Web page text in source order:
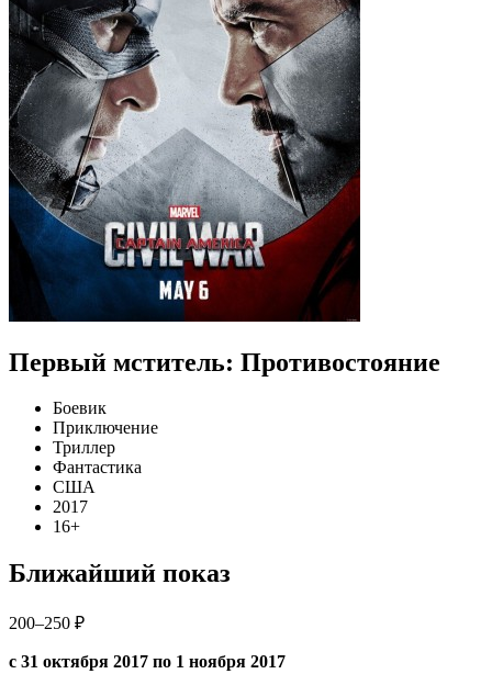
Первый мститель: Противостояние
Боевик
Приключение
Триллер
Фантастика
США
2017
16+
Ближайший показ
200–250 ₽
с 31 октября 2017 по 1 ноября 2017